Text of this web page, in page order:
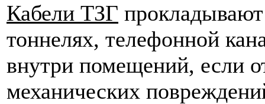
Кабели ТЗГ прокладывают
тоннелях, телефонной
внутри помещений, если
механических